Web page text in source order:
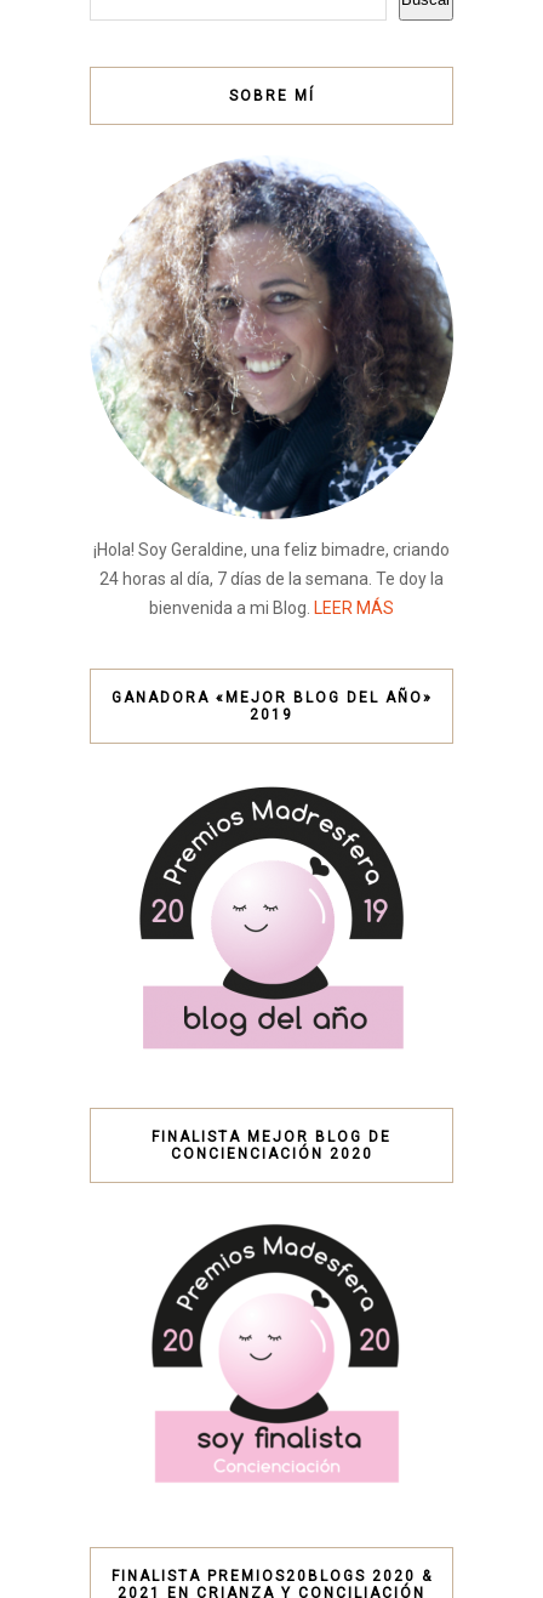
SOBRE MÍ
¡Hola! Soy Geraldine, una feliz bimadre, criando
24 horas al día, 7 días de la semana. Te doy la
bienvenida a mi Blog. LEER MÁS
GANADORA «MEJOR BLOG DEL AÑO»
2019
FINALISTA MEJOR BLOG DE
CONCIENCIACIÓN 2020
FINALISTA PREMIOS20BLOGS 2020 &
2021 EN CRIANZA Y CONCILIACIÓN